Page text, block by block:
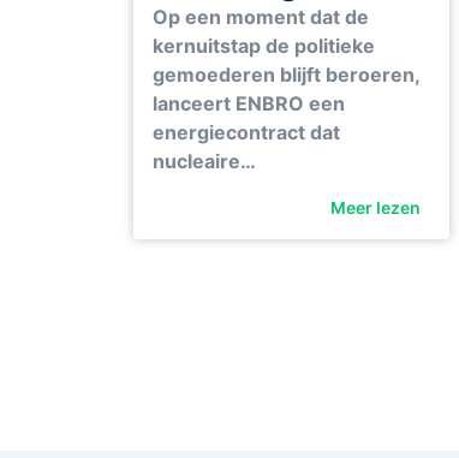
Op een moment dat de
kernuitstap de politieke
gemoederen blijft beroeren,
lanceert ENBRO een
energiecontract dat
nucleaire…
Meer lezen